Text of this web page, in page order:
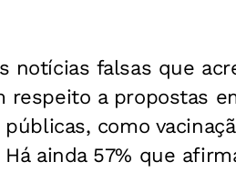
notícias falsas que
respeito a propostas
como
ainda 57% que